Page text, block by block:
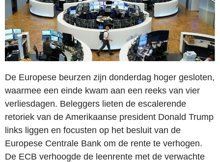
De Europese beurzen zijn donderdag hoger gesloten,
waarmee een einde kwam aan een reeks van vier
verliesdagen. Beleggers lieten de escalerende
retoriek van de Amerikaanse president Donald Trump
links liggen en focusten op het besluit van de
Europese Centrale Bank om de rente te verhogen.
De ECB verhoogde de leenrente met de verwachte